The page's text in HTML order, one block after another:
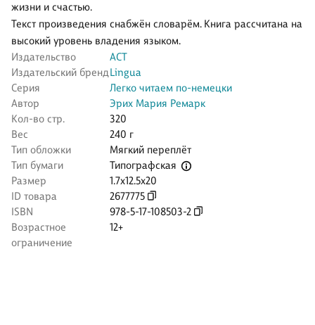
жизни и счастью.
Текст произведения снабжён словарём. Книга рассчитана на
высокий уровень владения языком.
Издательство
АСТ
Издательский брендLingua
Серия
Легко читаем по-немецки
Автор
Эрих Мария Ремарк
Кол-во стр.
320
Вес
240 г
Тип обложки
Мягкий переплёт
Тип бумаги
Типографская
Размер
1.7x12.5x20
ID товара
2677775
ISBN
978-5-17-108503-2
Возрастное
ограничение
12+